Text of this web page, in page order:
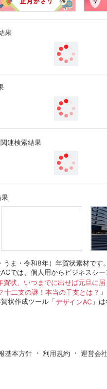
果
連検索結果
果
ま・令和8年）年賀状素材で
では、個人用からビジネスシ
賀状、いつまでに出せば元旦に届
十二支の謎！本当の干支とは？
状作成ツール「デザインAC 」
基本方針・ 利用規約 ・ 運営会社